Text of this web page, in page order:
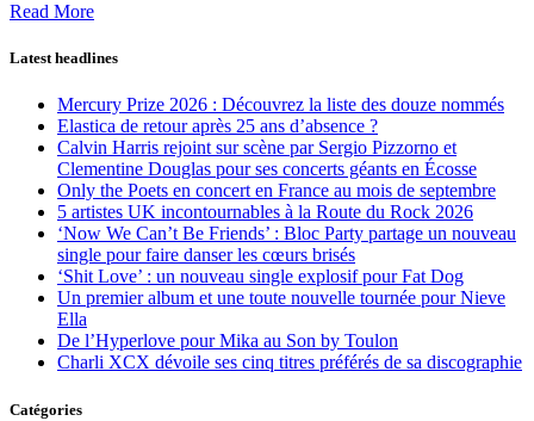
Read More
Latest headlines
Mercury Prize 2026 : Découvrez la liste des douze nommés
Elastica de retour après 25 ans d’absence ?
Calvin Harris rejoint sur scène par Sergio Pizzorno et
Clementine Douglas pour ses concerts géants en Écosse
Only the Poets en concert en France au mois de septembre
5 artistes UK incontournables à la Route du Rock 2026
‘Now We Can’t Be Friends’ : Bloc Party partage un nouveau
single pour faire danser les cœurs brisés
‘Shit Love’ : un nouveau single explosif pour Fat Dog
Un premier album et une toute nouvelle tournée pour Nieve
Ella
De l’Hyperlove pour Mika au Son by Toulon
Charli XCX dévoile ses cinq titres préférés de sa discographie
Catégories